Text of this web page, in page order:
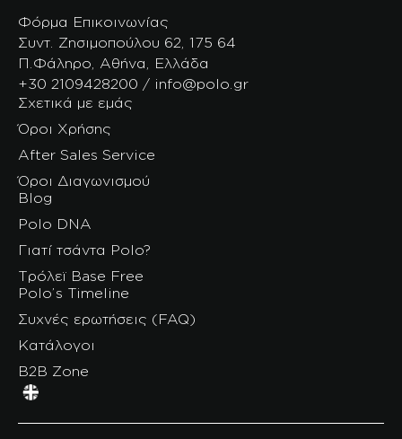
Φόρμα Επικοινωνίας
Συντ. Ζησιμοπούλου 62, 175 64
Π.Φάληρο, Αθήνα, Ελλάδα
+30 2109428200 / info@polo.gr
Σχετικά με εμάς
Όροι Χρήσης
After Sales Service
Όροι Διαγωνισμού
Blog
Polo DNA
Γιατί τσάντα Polo?
Τρόλεϊ Base Free
Polo’s Timeline
Συχνές ερωτήσεις (FAQ)
Κατάλογοι
B2B Zone